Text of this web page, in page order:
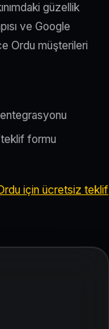
güzellik
ve Google
Ordu müşterileri
formu
için ücretsiz teklif